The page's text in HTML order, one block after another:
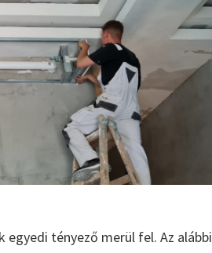
tényező merül fel. Az alábbi